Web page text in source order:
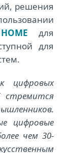
решения
для
для
цифровых
стремится
цифровые
чем 30-